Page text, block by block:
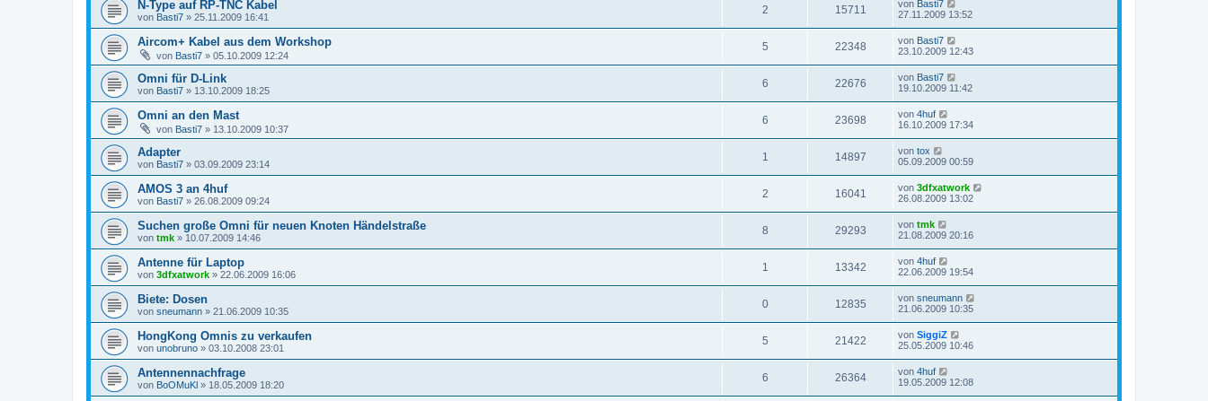
N-Type auf RP-TNC Kabel
von Basti7 » 25.11.2009 16:41
2 15711 von Basti7
27.11.2009 13:52
Aircom+ Kabel aus dem Workshop
von Basti7 » 05.10.2009 12:24
5 22348 von Basti7
23.10.2009 12:43
Omni für D-Link
von Basti7 » 13.10.2009 18:25
6 22676 von Basti7
19.10.2009 11:42
Omni an den Mast
von Basti7 » 13.10.2009 10:37
6 23698 von 4huf
16.10.2009 17:34
Adapter
von Basti7 » 03.09.2009 23:14
1 14897 von tox
05.09.2009 00:59
AMOS 3 an 4huf
von Basti7 » 26.08.2009 09:24
2 16041 von 3dfxatwork
26.08.2009 13:02
Suchen große Omni für neuen Knoten Händelstraße
von tmk » 10.07.2009 14:46
8 29293 von tmk
21.08.2009 20:16
Antenne für Laptop
von 3dfxatwork » 22.06.2009 16:06
1 13342 von 4huf
22.06.2009 19:54
Biete: Dosen
von sneumann » 21.06.2009 10:35
0 12835 von sneumann
21.06.2009 10:35
HongKong Omnis zu verkaufen
von unobruno » 03.10.2008 23:01
5 21422 von SiggiZ
25.05.2009 10:46
Antennennachfrage
von BoOMuKl » 18.05.2009 18:20
6 26364 von 4huf
19.05.2009 12:08